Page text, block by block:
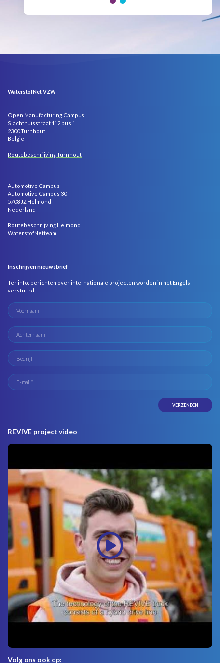
WaterstofNet VZW
Open Manufacturing Campus
Slachthuisstraat 112 bus 1
2300 Turnhout
België
Routebeschrijving Turnhout
Automotive Campus
Automotive Campus 30
5708 JZ Helmond
Nederland
Routebeschrijving Helmond
WaterstofNetteam
Inschrijven nieuwsbrief
Ter info: berichten over internationale projecten worden in het Engels
verstuurd.
REVIVE project video
Volg ons ook op: